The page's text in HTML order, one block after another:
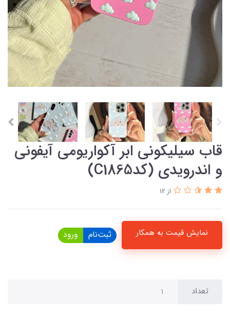
قاب سیلیکونی ابر آکواریومی آیفونی
و اندرویدی (کدC1865)
از 12
نمایش قیمت به همکار ثبت‌نام ورود
تعداد